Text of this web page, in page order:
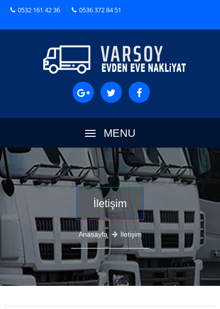
0532 161 42 36 0536 372 84 51
MENU
İletişim
Anasayfa İletişim